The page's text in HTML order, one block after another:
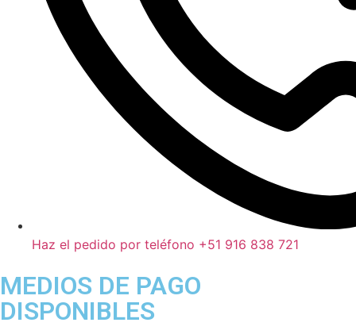
Haz el pedido por teléfono +51 916 838 721
MEDIOS DE PAGO
DISPONIBLES